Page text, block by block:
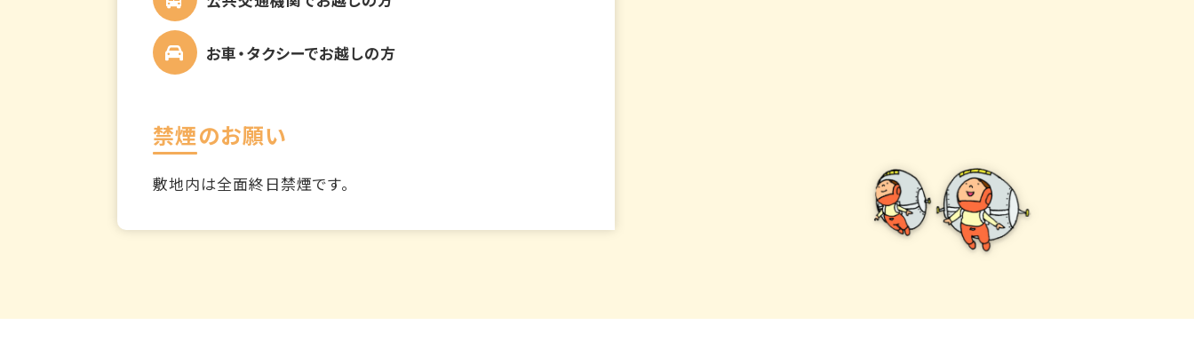
お車・タクシーでお越しの方
禁煙のお願い
敷地内は全面終日禁煙です。